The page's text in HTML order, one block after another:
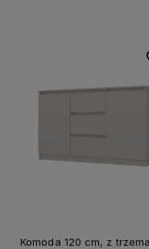
Komoda 120 cm, z trzema